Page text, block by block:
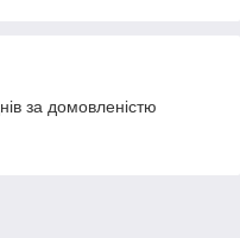
за домовленістю